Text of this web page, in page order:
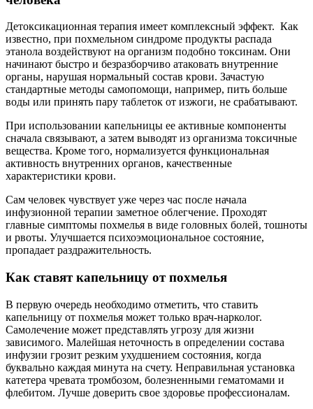
Детоксикационная терапия имеет комплексный эффект. Как
известно, при похмельном синдроме продукты распада
этанола воздействуют на организм подобно токсинам. Они
начинают быстро и безразборчиво атаковать внутренние
органы, нарушая нормальный состав крови. Зачастую
стандартные методы самопомощи, например, пить больше
воды или принять пару таблеток от изжоги, не срабатывают.
При использовании капельницы ее активные компоненты
сначала связывают, а затем выводят из организма токсичные
вещества. Кроме того, нормализуется функциональная
активность внутренних органов, качественные
характеристики крови.
Сам человек чувствует уже через час после начала
инфузионной терапии заметное облегчение. Проходят
главные симптомы похмелья в виде головных болей, тошноты
и рвоты. Улучшается психоэмоциональное состояние,
пропадает раздражительность.
Как ставят капельницу от похмелья
В первую очередь необходимо отметить, что ставить
капельницу от похмелья может только врач-нарколог.
Самолечение может представлять угрозу для жизни
зависимого. Малейшая неточность в определении состава
инфузии грозит резким ухудшением состояния, когда
буквально каждая минута на счету. Неправильная установка
катетера чревата тромбозом, болезненными гематомами и
флебитом. Лучше доверить свое здоровье профессионалам.